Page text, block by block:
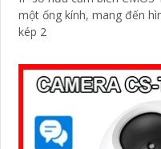
một ống kính, mang đến hình ảnh sắc
kép 2